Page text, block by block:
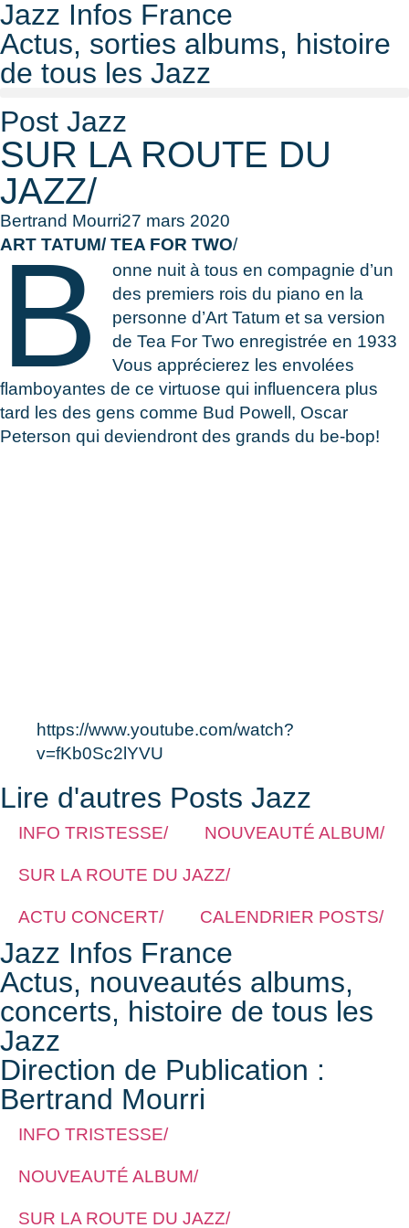
Jazz Infos France
Actus, sorties albums, histoire
de tous les Jazz
Post Jazz
SUR LA ROUTE DU
JAZZ/
Bertrand Mourri27 mars 2020
ART TATUM/ TEA FOR TWO/
B
onne nuit à tous en compagnie d’un
des premiers rois du piano en la
personne d’Art Tatum et sa version
de Tea For Two enregistrée en 1933
Vous apprécierez les envolées
flamboyantes de ce virtuose qui influencera plus
tard les des gens comme Bud Powell, Oscar
Peterson qui deviendront des grands du be-bop!
https://www.youtube.com/watch?
v=fKb0Sc2lYVU
Lire d'autres Posts Jazz
INFO TRISTESSE/ NOUVEAUTÉ ALBUM/
SUR LA ROUTE DU JAZZ/
ACTU CONCERT/ CALENDRIER POSTS/
Jazz Infos France
Actus, nouveautés albums,
concerts, histoire de tous les
Jazz
Direction de Publication :
Bertrand Mourri
INFO TRISTESSE/
NOUVEAUTÉ ALBUM/
SUR LA ROUTE DU JAZZ/